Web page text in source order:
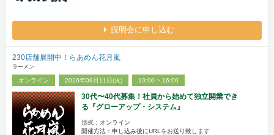
説明会に申し込む
230店舗展開中！らあめん花月嵐
ラーメン
オンライン 2026年08月11日(火) 10:00 ~ 16:00
30代〜40代募集！社員から始めて独立開業でき
る『グローアップ・システム』
形式：オンライン
開催方法：申し込み後にURLをお送り致します